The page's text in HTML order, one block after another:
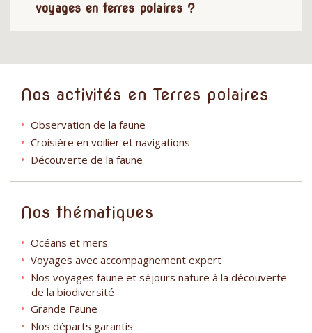
voyages en terres polaires ?
Nos activités en Terres polaires
Observation de la faune
Croisière en voilier et navigations
Découverte de la faune
Nos thématiques
Océans et mers
Voyages avec accompagnement expert
Nos voyages faune et séjours nature à la découverte
de la biodiversité
Grande Faune
Nos départs garantis